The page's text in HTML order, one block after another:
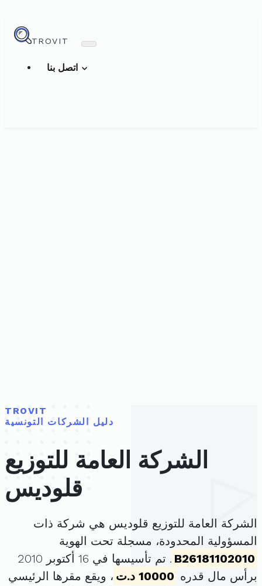
TROVIT
TROVIT
دليل الشركات التونسية
الشركة العامة للتوزيع
قلوديس
الشركة العامة للتوزيع قلوديس هي شركة ذات
المسؤولية المحدودة، مسجلة تحت الهوية
B26181102010
. تم تأسيسها في 16 أكتوبر 2010
برأس مال قدره 10000 د.ت
، ويقع مقرها الرئيسي